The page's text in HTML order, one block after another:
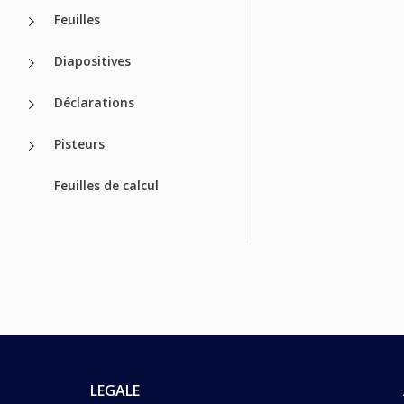
Feuilles
Diapositives
Déclarations
Pisteurs
Feuilles de calcul
LEGALE